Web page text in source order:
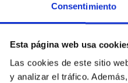
Consentimiento
Esta página web usa
Las cookies de este sitio
y analizar el tráfico.